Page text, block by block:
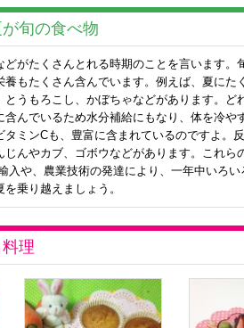
旬の食べ物
がたくさんとれる時期のことを言います。
養もたくさん含んでいます。例えば、夏に
とうもろこし、かぼちゃなどがあります。
んでいるため水分補給にもなり、体を冷や
ミンCも、豊富に含まれているのですよ。
んやカブ、ゴボウなどがあります。これら
入や、農業技術の発達により、一年中いろ
乗り越えましょう。
理